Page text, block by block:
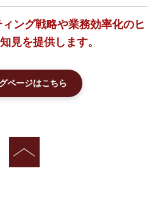
ング戦略や業務効率化のヒ
見を提供します。
ページはこちら